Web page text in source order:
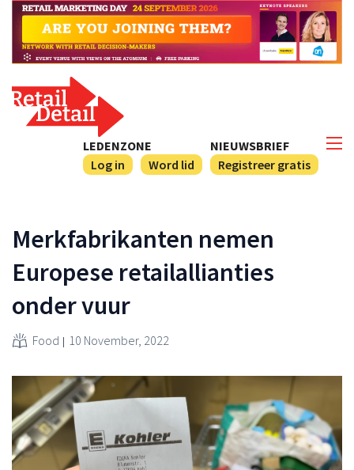
NIEUWSBRIEF
Registreer gratis
LEDENZONE
Log in
Word lid
Merkfabrikanten nemen
Europese retailallianties
onder vuur
Food 10 November, 2022